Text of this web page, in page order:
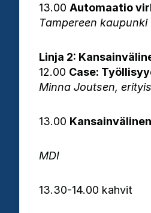
13.00 Automaatio
Tampereen kaupunki
Linja 2:
12.00 Case:
Minna Joutsen,
13.00
MDI
13.30-14.00 kahvit